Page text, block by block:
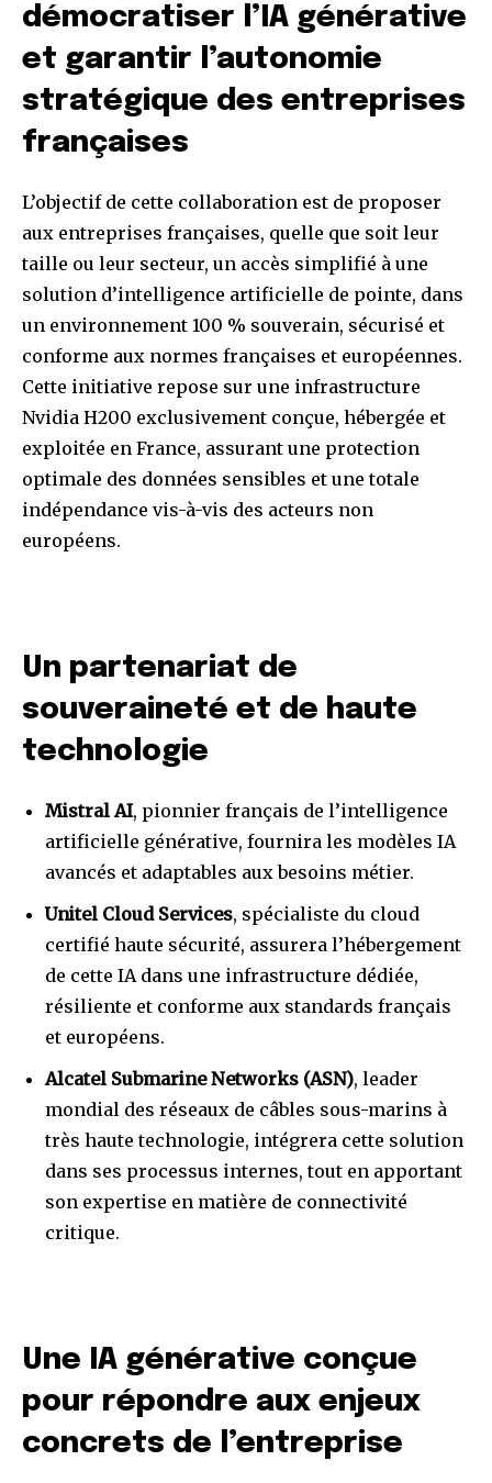
démocratiser l’IA générative
et garantir l’autonomie
stratégique des entreprises
françaises
L’objectif de cette collaboration est de proposer
aux entreprises françaises, quelle que soit leur
taille ou leur secteur, un accès simplifié à une
solution d’intelligence artificielle de pointe, dans
un environnement 100 % souverain, sécurisé et
conforme aux normes françaises et européennes.
Cette initiative repose sur une infrastructure
Nvidia H200 exclusivement conçue, hébergée et
exploitée en France, assurant une protection
optimale des données sensibles et une totale
indépendance vis-à-vis des acteurs non
européens.
Un partenariat de
souveraineté et de haute
technologie
Mistral AI, pionnier français de l’intelligence
artificielle générative, fournira les modèles IA
avancés et adaptables aux besoins métier.
Unitel Cloud Services, spécialiste du cloud
certifié haute sécurité, assurera l’hébergement
de cette IA dans une infrastructure dédiée,
résiliente et conforme aux standards français
et européens.
Alcatel Submarine Networks (ASN), leader
mondial des réseaux de câbles sous-marins à
très haute technologie, intégrera cette solution
dans ses processus internes, tout en apportant
son expertise en matière de connectivité
critique.
Une IA générative conçue
pour répondre aux enjeux
concrets de l’entreprise